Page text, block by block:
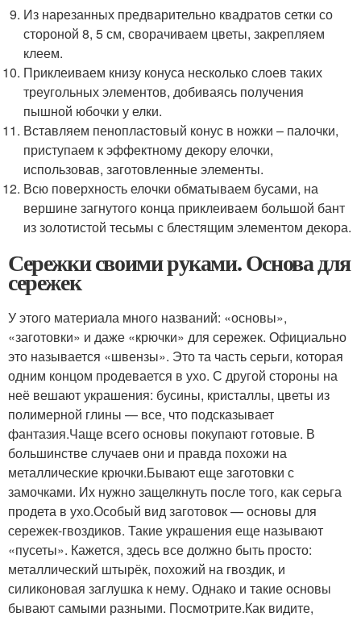
Из нарезанных предварительно квадратов сетки со
стороной 8, 5 см, сворачиваем цветы, закрепляем
клеем.
Приклеиваем книзу конуса несколько слоев таких
треугольных элементов, добиваясь получения
пышной юбочки у елки.
Вставляем пенопластовый конус в ножки – палочки,
приступаем к эффектному декору елочки,
использовав, заготовленные элементы.
Всю поверхность елочки обматываем бусами, на
вершине загнутого конца приклеиваем большой бант
из золотистой тесьмы с блестящим элементом декора.
Сережки своими руками. Основа для
сережек
У этого материала много названий: «основы»,
«заготовки» и даже «крючки» для сережек. Официально
это называется «швензы». Это та часть серьги, которая
одним концом продевается в ухо. С другой стороны на
неё вешают украшения: бусины, кристаллы, цветы из
полимерной глины — все, что подсказывает
фантазия.Чаще всего основы покупают готовые. В
большинстве случаев они и правда похожи на
металлические крючки.Бывают еще заготовки с
замочками. Их нужно защелкнуть после того, как серьга
продета в ухо.Особый вид заготовок — основы для
сережек-гвоздиков. Такие украшения еще называют
«пусеты». Кажется, здесь все должно быть просто:
металлический штырёк, похожий на гвоздик, и
силиконовая заглушка к нему. Однако и такие основы
бывают самыми разными. Посмотрите.Как видите,